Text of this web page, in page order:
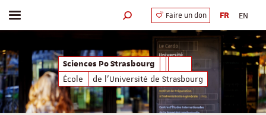
Sciences Po Strasbourg
École
de l'Université de Strasbourg
Afficher / masquer le menu Moteur de recherche
Faire un don FR EN